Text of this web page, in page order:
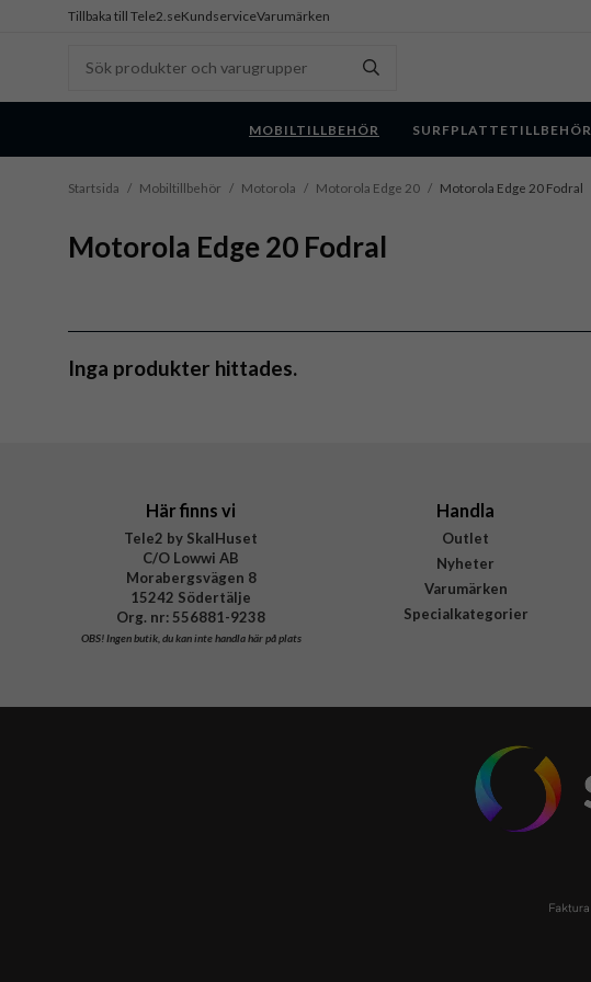
Tillbaka till Tele2.seKundserviceVarumärken
MOBILTILLBEHÖR SURFPLATTETILLBEHÖR
Startsida / Mobiltillbehör / Motorola / Motorola Edge 20 / Motorola Edge 20 Fodral
Motorola Edge 20 Fodral
Inga produkter hittades.
Här finns vi
Tele2 by SkalHuset
C/O Lowwi AB
Morabergsvägen 8
15242 Södertälje
Org. nr: 556881-9238
OBS!Ingen butik, du kan inte handla här på plats
Handla
Outlet
Nyheter
Varumärken
Specialkategorier